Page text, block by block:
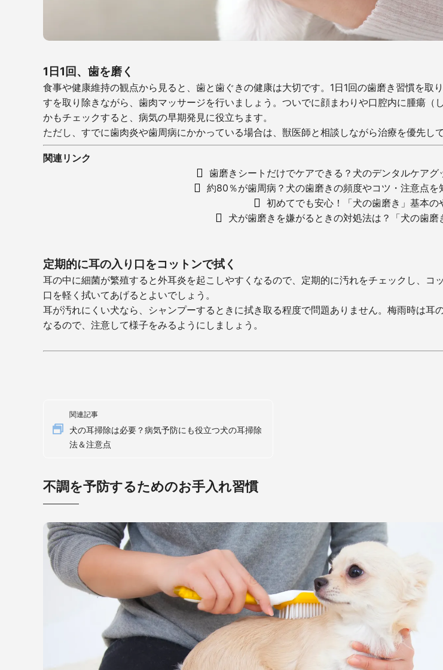
1日1回、歯を磨く
食事や健康維持の観点から見ると、歯と歯ぐきの健康は大切です。1日1回の歯磨き習慣を取
すを取り除きながら、歯肉マッサージを行いましょう。ついでに顔まわりや口腔内に腫瘍（
かもチェックすると、病気の早期発見に役立ちます。
ただし、すでに歯肉炎や歯周病にかかっている場合は、獣医師と相談しながら治療を優先して
関連リンク
歯磨きシートだけでケアできる？犬のデンタルケアグ
約80％が歯周病？犬の歯磨きの頻度やコツ・注意点を
初めてでも安心！「犬の歯磨き」基本の
犬が歯磨きを嫌がるときの対処法は？「犬の歯磨
定期的に耳の入り口をコットンで拭く
耳の中に細菌が繁殖すると外耳炎を起こしやすくなるので、定期的に汚れをチェックし、コ
口を軽く拭いてあげるとよいでしょう。
耳が汚れにくい犬なら、シャンプーするときに拭き取る程度で問題ありません。梅雨時は耳
なるので、注意して様子をみるようにしましょう。
関連記事
犬の耳掃除は必要？病気予防にも役立つ犬の耳掃除
法＆注意点
不調を予防するためのお手入れ習慣